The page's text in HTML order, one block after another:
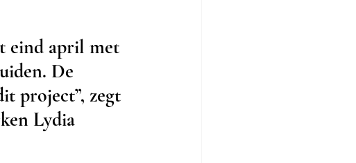
eind april met
De
project”, zegt
Lydia